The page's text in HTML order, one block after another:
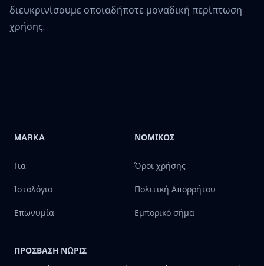
διευκρινίσουμε οποιαδήποτε μοναδική περίπτωση
χρήσης.
MARKA
Για
Ιστολόγιο
Επωνυμία
ΝΟΜΙΚΌΣ
Όροι χρήσης
Πολιτική Απορρήτου
Εμπορικό σήμα
ΠΡΌΣΒΑΣΗ ΝΩΡΊΣ